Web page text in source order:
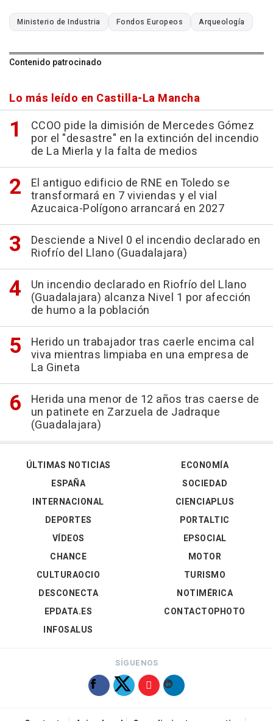
Ministerio de Industria Fondos Europeos Arqueología
Contenido patrocinado
Lo más leído en Castilla-La Mancha
CCOO pide la dimisión de Mercedes Gómez
por el "desastre" en la extinción del incendio
de La Mierla y la falta de medios
El antiguo edificio de RNE en Toledo se
transformará en 7 viviendas y el vial
Azucaica-Polígono arrancará en 2027
Desciende a Nivel 0 el incendio declarado en
Riofrío del Llano (Guadalajara)
Un incendio declarado en Riofrío del Llano
(Guadalajara) alcanza Nivel 1 por afección
de humo a la población
Herido un trabajador tras caerle encima cal
viva mientras limpiaba en una empresa de
La Gineta
Herida una menor de 12 años tras caerse de
un patinete en Zarzuela de Jadraque
(Guadalajara)
ÚLTIMAS NOTICIAS
ESPAÑA
INTERNACIONAL
DEPORTES
VÍDEOS
ECONOMÍA
SOCIEDAD
CIENCIAPLUS
PORTALTIC
EPSOCIAL
CHANCE
CULTURAOCIO
DESCONECTA
EPDATA.ES
INFOSALUS
MOTOR
TURISMO
NOTIMÉRICA
CONTACTOPHOTO
SÍGUENOS